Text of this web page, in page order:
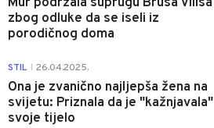
zbog odluke da se iseli iz
porodičnog doma
STIL 26.04.2025.
Ona je zvanično najljepša žena na
svijetu: Priznala da je "kažnjavala"
svoje tijelo